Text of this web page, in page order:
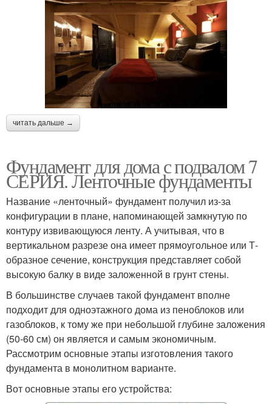
читать дальше →
Фундамент для дома с подвалом 7
СЕРИЯ. Ленточные фундаменты
Название «ленточный» фундамент получил из-за
конфигурации в плане, напоминающей замкнутую по
контуру извивающуюся ленту. А учитывая, что в
вертикальном разрезе она имеет прямоугольное или Т-
образное сечение, конструкция представляет собой
высокую балку в виде заложенной в грунт стены.
В большинстве случаев такой фундамент вполне
подходит для одноэтажного дома из пеноблоков или
газоблоков, к тому же при небольшой глубине заложения
(50-60 см) он является и самым экономичным.
Рассмотрим основные этапы изготовления такого
фундамента в монолитном варианте.
Вот основные этапы его устройства: